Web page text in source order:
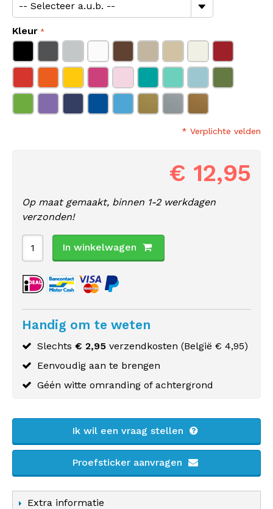
Kleur
* Verplichte velden
€ 12,95
Op maat gemaakt, binnen 1-2 werkdagen
verzonden!
In winkelwagen
Handig om te weten
Slechts € 2,95 verzendkosten (België € 4,95)
Eenvoudig aan te brengen
Géén witte omranding of achtergrond
Ik wil een vraag stellen
Proefsticker aanvragen
Extra informatie